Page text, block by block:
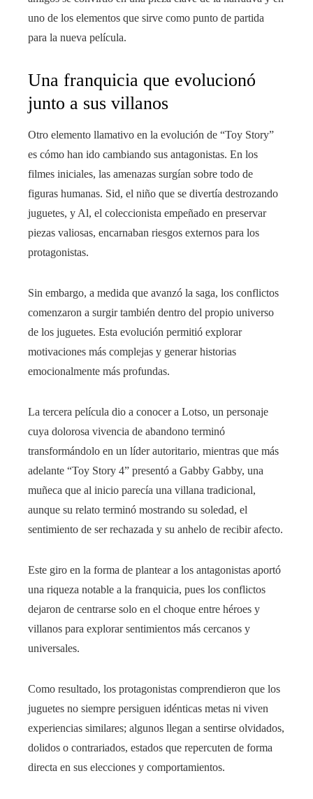
uno de los elementos que sirve como punto de partida
para la nueva película.
Una franquicia que evolucionó
junto a sus villanos
Otro elemento llamativo en la evolución de “Toy Story”
es cómo han ido cambiando sus antagonistas. En los
filmes iniciales, las amenazas surgían sobre todo de
figuras humanas. Sid, el niño que se divertía destrozando
juguetes, y Al, el coleccionista empeñado en preservar
piezas valiosas, encarnaban riesgos externos para los
protagonistas.
Sin embargo, a medida que avanzó la saga, los conflictos
comenzaron a surgir también dentro del propio universo
de los juguetes. Esta evolución permitió explorar
motivaciones más complejas y generar historias
emocionalmente más profundas.
La tercera película dio a conocer a Lotso, un personaje
cuya dolorosa vivencia de abandono terminó
transformándolo en un líder autoritario, mientras que más
adelante “Toy Story 4” presentó a Gabby Gabby, una
muñeca que al inicio parecía una villana tradicional,
aunque su relato terminó mostrando su soledad, el
sentimiento de ser rechazada y su anhelo de recibir afecto.
Este giro en la forma de plantear a los antagonistas aportó
una riqueza notable a la franquicia, pues los conflictos
dejaron de centrarse solo en el choque entre héroes y
villanos para explorar sentimientos más cercanos y
universales.
Como resultado, los protagonistas comprendieron que los
juguetes no siempre persiguen idénticas metas ni viven
experiencias similares; algunos llegan a sentirse olvidados,
dolidos o contrariados, estados que repercuten de forma
directa en sus elecciones y comportamientos.